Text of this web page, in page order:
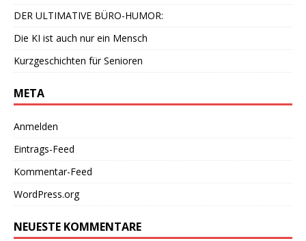
DER ULTIMATIVE BÜRO-HUMOR:
Die KI ist auch nur ein Mensch
Kurzgeschichten für Senioren
META
Anmelden
Eintrags-Feed
Kommentar-Feed
WordPress.org
NEUESTE KOMMENTARE